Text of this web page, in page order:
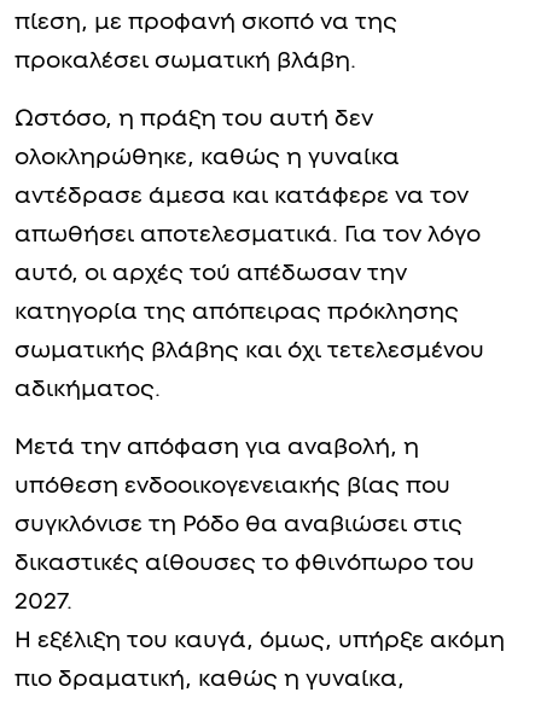
πίεση, με προφανή σκοπό να της
προκαλέσει σωματική βλάβη.
Ωστόσο, η πράξη του αυτή δεν
ολοκληρώθηκε, καθώς η γυναίκα
αντέδρασε άμεσα και κατάφερε να τον
απωθήσει αποτελεσματικά. Για τον λόγο
αυτό, οι αρχές τού απέδωσαν την
κατηγορία της απόπειρας πρόκλησης
σωματικής βλάβης και όχι τετελεσμένου
αδικήματος.
Μετά την απόφαση για αναβολή, η
υπόθεση ενδοοικογενειακής βίας που
συγκλόνισε τη Ρόδο θα αναβιώσει στις
δικαστικές αίθουσες το φθινόπωρο του
2027.
Η εξέλιξη του καυγά, όμως, υπήρξε ακόμη
πιο δραματική, καθώς η γυναίκα,